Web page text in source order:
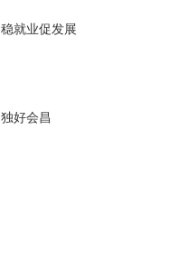
稳就业促发展
独好会昌